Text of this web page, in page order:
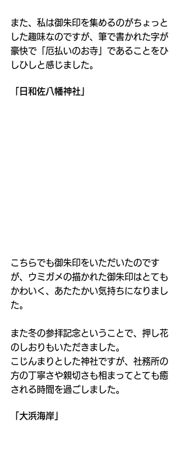
また、私は御朱印を集めるのがちょっと
した趣味なのですが、筆で書かれた字が
豪快で「厄払いのお寺」であることをひ
しひしと感じました。
「日和佐八幡神社」
こちらでも御朱印をいただいたのです
が、ウミガメの描かれた御朱印はとても
かわいく、あたたかい気持ちになりまし
た。
また冬の参拝記念ということで、押し花
のしおりもいただきました。
こじんまりとした神社ですが、社務所の
方の丁寧さや親切さも相まってとても癒
される時間を過ごしました。
「大浜海岸」